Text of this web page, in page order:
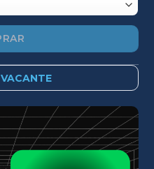
VACANTE